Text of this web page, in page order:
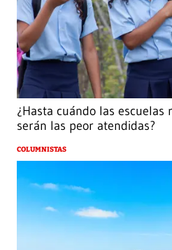
¿Hasta cuándo las escuelas
serán las peor atendidas?
COLUMNISTAS